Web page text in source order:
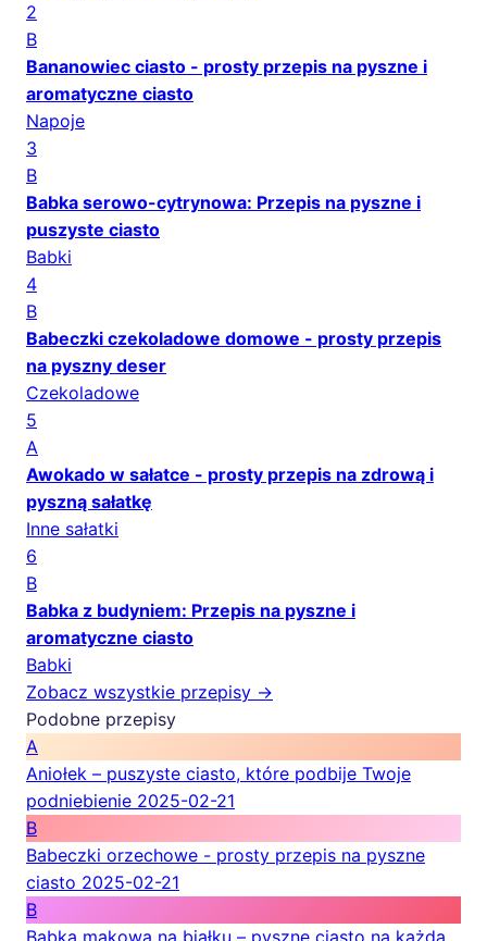
2
B
Bananowiec ciasto - prosty przepis na pyszne i
aromatyczne ciasto
Napoje
3
B
Babka serowo-cytrynowa: Przepis na pyszne i
puszyste ciasto
Babki
4
B
Babeczki czekoladowe domowe - prosty przepis
na pyszny deser
Czekoladowe
5
A
Awokado w sałatce - prosty przepis na zdrową i
pyszną sałatkę
Inne sałatki
6
B
Babka z budyniem: Przepis na pyszne i
aromatyczne ciasto
Babki
Zobacz wszystkie przepisy →
Podobne przepisy
A
Aniołek – puszyste ciasto, które podbije Twoje
podniebienie 2025-02-21
B
Babeczki orzechowe - prosty przepis na pyszne
ciasto 2025-02-21
B